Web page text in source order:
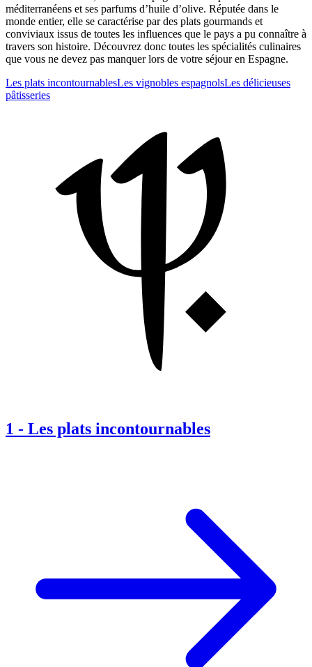
méditerranéens et ses parfums d’huile d’olive. Réputée dans le
monde entier, elle se caractérise par des plats gourmands et
conviviaux issus de toutes les influences que le pays a pu connaître à
travers son histoire. Découvrez donc toutes les spécialités culinaires
que vous ne devez pas manquer lors de votre séjour en Espagne.
Les plats incontournablesLes vignobles espagnolsLes délicieuses
pâtisseries
1 - Les plats incontournables